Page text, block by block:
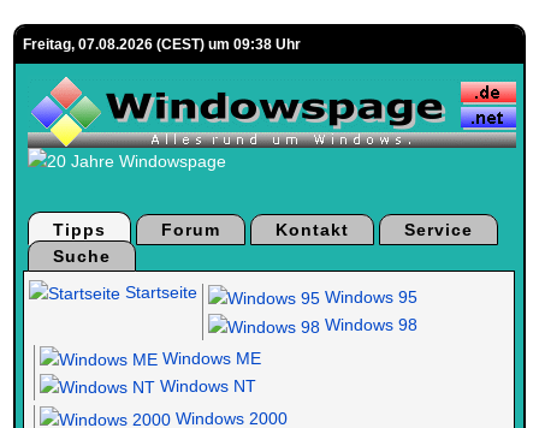
Freitag, 07.08.2026 (CEST) um 09:38 Uhr
Tipps Forum Kontakt
Service
Suche
Startseite
Windows 95
Windows 98
Windows ME
Windows NT
Windows 2000